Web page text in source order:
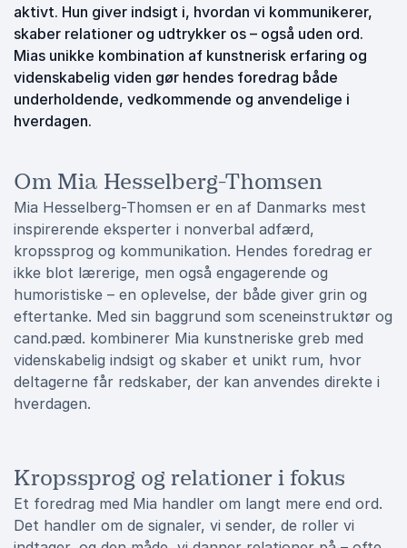
aktivt. Hun giver indsigt i, hvordan vi kommunikerer,
skaber relationer og udtrykker os – også uden ord.
Mias unikke kombination af kunstnerisk erfaring og
videnskabelig viden gør hendes foredrag både
underholdende, vedkommende og anvendelige i
hverdagen.
Om Mia Hesselberg-Thomsen
Mia Hesselberg-Thomsen er en af Danmarks mest
inspirerende eksperter i nonverbal adfærd,
kropssprog og kommunikation. Hendes foredrag er
ikke blot lærerige, men også engagerende og
humoristiske – en oplevelse, der både giver grin og
eftertanke. Med sin baggrund som sceneinstruktør og
cand.pæd. kombinerer Mia kunstneriske greb med
videnskabelig indsigt og skaber et unikt rum, hvor
deltagerne får redskaber, der kan anvendes direkte i
hverdagen.
Kropssprog og relationer i fokus
Et foredrag med Mia handler om langt mere end ord.
Det handler om de signaler, vi sender, de roller vi